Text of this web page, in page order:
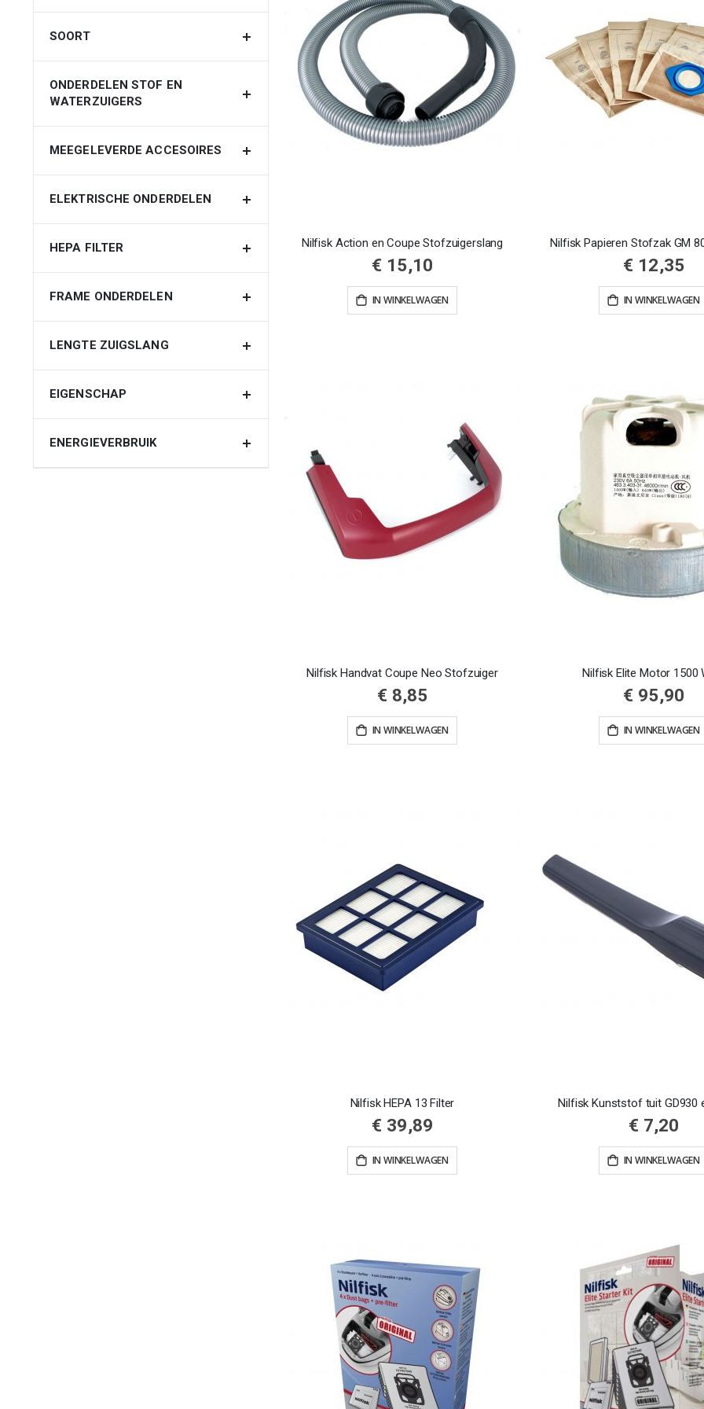
Nilfisk Action en Coupe Stofzuigerslang
€ 15,10
IN WINKELWAGEN
Nilfisk Papieren Stofzak GM
€ 12,35
IN WINKELWAGEN
Nilfisk Handvat Coupe Neo Stofzuiger
€ 8,85
IN WINKELWAGEN
Nilfisk Elite Motor 1500
€ 95,90
IN WINKELWAGEN
Nilfisk HEPA 13 Filter
€ 39,89
IN WINKELWAGEN
Nilfisk Kunststof tuit GD930
€ 7,20
IN WINKELWAGEN
SOORT
ONDERDELEN STOF EN
WATERZUIGERS
MEEGELEVERDE ACCESOIRES
ELEKTRISCHE ONDERDELEN
HEPA FILTER
FRAME ONDERDELEN
LENGTE ZUIGSLANG
EIGENSCHAP
ENERGIEVERBRUIK